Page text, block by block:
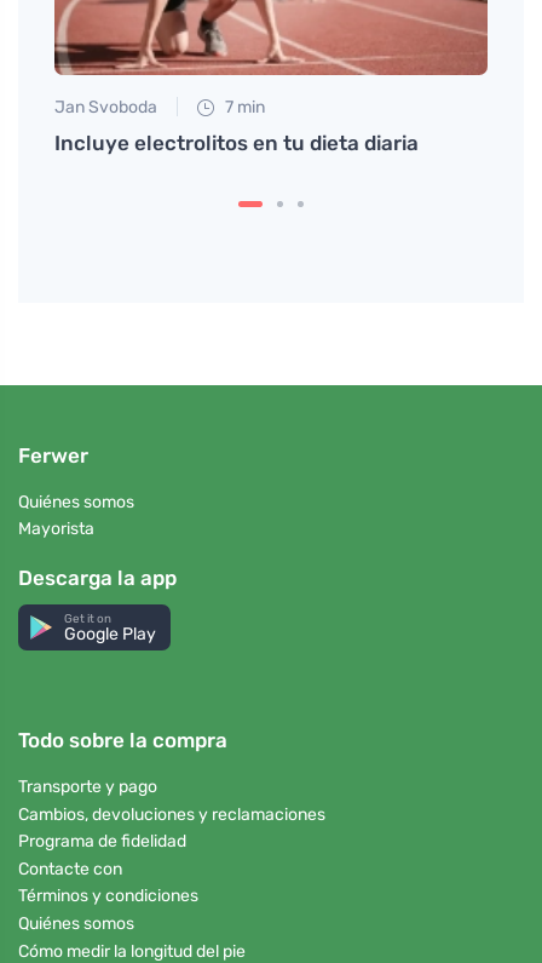
Jan Svoboda 7 min
Incluye electrolitos en tu dieta diaria
Ferwer
Quiénes somos
Mayorista
Descarga la app
Get it on
Google Play
Todo sobre la compra
Transporte y pago
Cambios, devoluciones y reclamaciones
Programa de fidelidad
Contacte con
Términos y condiciones
Quiénes somos
Cómo medir la longitud del pie